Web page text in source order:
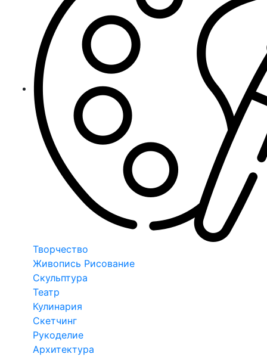
Творчество
Живопись Рисование
Скульптура
Театр
Кулинария
Скетчинг
Рукоделие
Архитектура